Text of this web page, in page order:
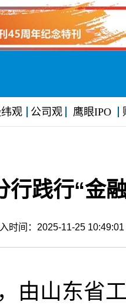
观 公司观 鹰眼IPO
行践行“金
时间：2025-11-25
山东省工